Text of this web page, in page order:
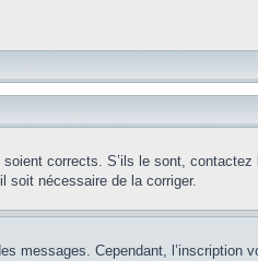
corrects. S’ils le sont,
soit nécessaire de la corriger.
messages. Cependant, l’inscription